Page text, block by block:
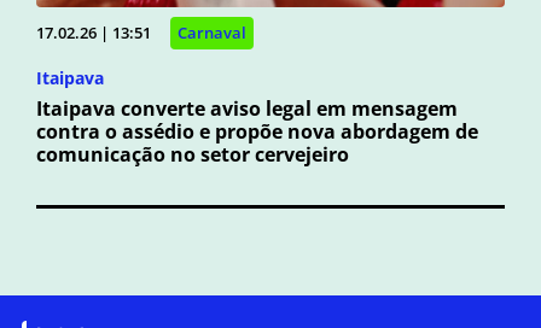
17.02.26 | 13:51 Carnaval
Itaipava
Itaipava converte aviso legal em mensagem
contra o assédio e propõe nova abordagem de
comunicação no setor cervejeiro